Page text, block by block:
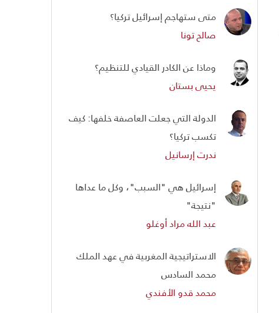
متى ستهاجم إسرائيل تركيا؟
صالح تونا
وماذا عن الكادر القيادي للتنظيم؟
يحيى بستان
الدولة التي جعلت العاصفة خلفها: كيف
تكسب تركيا؟
ندرت إرسانيل
إسرائيل هي "السبب"، وكل ما عداها
"نتيجة"
عبد الله مراد أوغلو
الاستراتيجية المغربية في عهد الملك
محمد السادس
محمد قدو الأفندي